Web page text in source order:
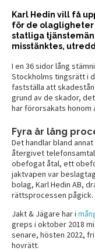
Karl Hedin vill få
för de olagligheter
statliga tjänstemän
misstänktes,
I en 36 sidor lång
Stockholms tingsrätt i
fastställa att
grund av de skador,
har förorsakats honom
Fyra år lång
Det handlar bland
återgivet
obefogat åtal, ett
jaktvapen var
bolag, Karl Hedin AB,
rättsprocessen pågick.
Jakt & Jägare har i
greps i oktober 2018
senare, hösten 2022,
hovrätt.